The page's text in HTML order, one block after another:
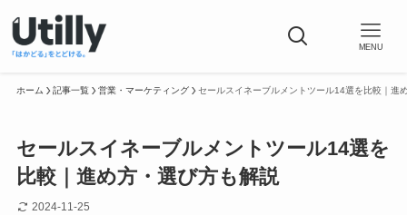
MENU
ホーム 記事一覧 営業・マーケティング セールスイネーブルメントツール14選を比較｜進
セールスイネーブルメントツール14選を
比較｜進め方・選び方も解説
2024-11-25